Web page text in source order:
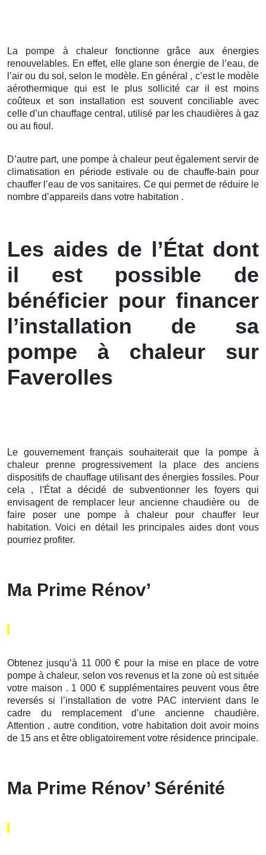
La pompe à chaleur fonctionne grâce aux énergies
renouvelables. En effet, elle glane son énergie de l’eau, de
l’air ou du sol, selon le modèle. En général , c’est le modèle
aérothermique qui est le plus sollicité car il est moins
coûteux et son installation est souvent conciliable avec
celle d’un chauffage central, utilisé par les chaudières à gaz
ou au fioul.
D’autre part, une pompe à chaleur peut également servir de
climatisation en période estivale ou de chauffe-bain pour
chauffer l’eau de vos sanitaires. Ce qui permet de réduire le
nombre d’appareils dans votre habitation .
Les aides de l’État dont
il est possible de
bénéficier pour financer
l’installation de sa
pompe à chaleur sur
Faverolles
Le gouvernement français souhaiterait que la pompe à
chaleur prenne progressivement la place des anciens
dispositifs de chauffage utilisant des énergies fossiles. Pour
cela , l'État a décidé de subventionner les foyers qui
envisagent de remplacer leur ancienne chaudière ou de
faire poser une pompe à chaleur pour chauffer leur
habitation. Voici en détail les principales aides dont vous
pourriez profiter.
Ma Prime Rénov’
Obtenez jusqu’à 11 000 € pour la mise en place de votre
pompe à chaleur, selon vos revenus et la zone où est située
votre maison . 1 000 € supplémentaires peuvent vous être
reversés si l’installation de votre PAC intervient dans le
cadre du remplacement d’une ancienne chaudière.
Attention , autre condition, votre habitation doit avoir moins
de 15 ans et être obligatoirement votre résidence principale.
Ma Prime Rénov’ Sérénité